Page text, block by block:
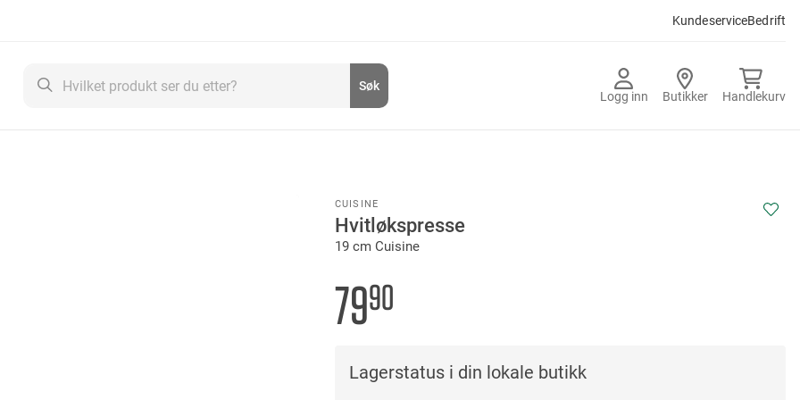
KundeserviceBedrift
Logg inn Butikker Handlekurv
Søk
CUISINE
Hvitløkspresse
19 cm Cuisine
7990
Lagerstatus i din lokale butikk